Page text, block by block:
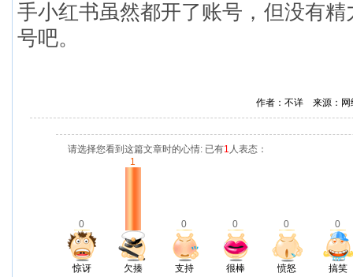
手小红书虽然都开了账号，但没有
号吧。
作者：不详 来源：
请选择您看到这篇文章时的心情: 已有1 人表态：
0
1
0 0 0 0
惊讶 欠揍 支持 很棒 愤怒 搞笑